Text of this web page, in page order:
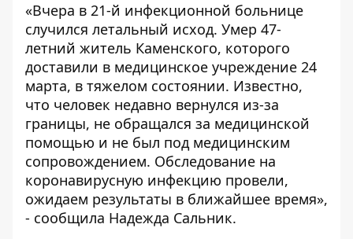
«Вчера в 21-й инфекционной больнице
случился летальный исход. Умер 47-
летний житель Каменского, которого
доставили в медицинское учреждение 24
марта, в тяжелом состоянии. Известно,
что человек недавно вернулся из-за
границы, не обращался за медицинской
помощью и не был под медицинским
сопровождением. Обследование на
коронавирусную инфекцию провели,
ожидаем результаты в ближайшее время»,
- сообщила Надежда Сальник.